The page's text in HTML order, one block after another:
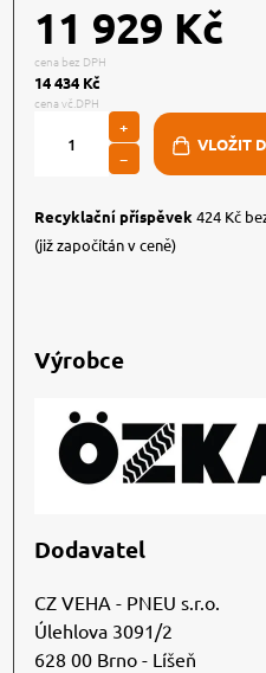
11 929 Kč
cena bez DPH
14 434 Kč
cena vč.DPH
+
−
Recyklační příspěvek 424 Kč
(již započítán v ceně)
Výrobce
Dodavatel
CZ VEHA - PNEU s.r.o.
Úlehlova 3091/2
628 00 Brno - Líšeň